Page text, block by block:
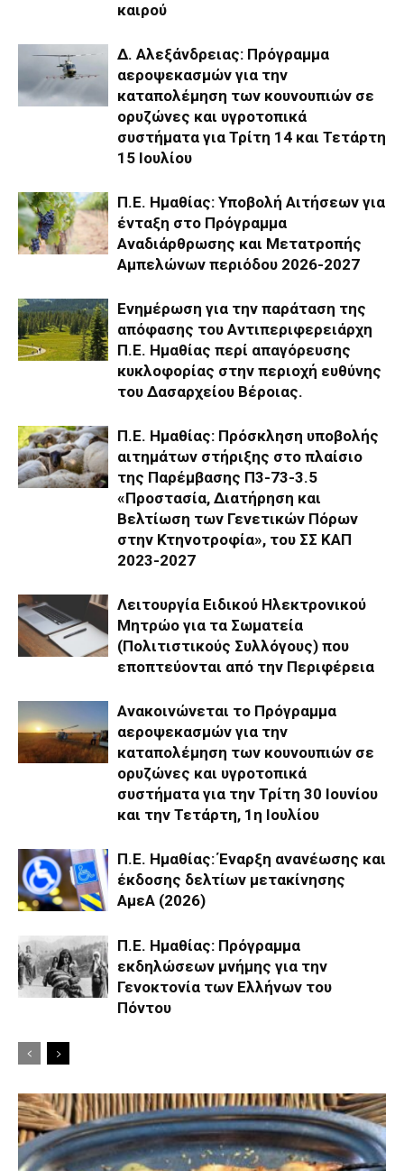
καιρού
Δ. Αλεξάνδρειας: Πρόγραμμα
αεροψεκασμών για την
καταπολέμηση των κουνουπιών σε
ορυζώνες και υγροτοπικά
συστήματα για Τρίτη 14 και Τετάρτη
15 Ιουλίου
Π.Ε. Ημαθίας: Υποβολή Αιτήσεων για
ένταξη στο Πρόγραμμα
Αναδιάρθρωσης και Μετατροπής
Αμπελώνων περιόδου 2026-2027
Ενημέρωση για την παράταση της
απόφασης του Αντιπεριφερειάρχη
Π.Ε. Ημαθίας περί απαγόρευσης
κυκλοφορίας στην περιοχή ευθύνης
του Δασαρχείου Βέροιας.
Π.Ε. Ημαθίας: Πρόσκληση υποβολής
αιτημάτων στήριξης στο πλαίσιο
της Παρέμβασης Π3-73-3.5
«Προστασία, Διατήρηση και
Βελτίωση των Γενετικών Πόρων
στην Κτηνοτροφία», του ΣΣ ΚΑΠ
2023-2027
Λειτουργία Ειδικού Ηλεκτρονικού
Μητρώο για τα Σωματεία
(Πολιτιστικούς Συλλόγους) που
εποπτεύονται από την Περιφέρεια
Ανακοινώνεται το Πρόγραμμα
αεροψεκασμών για την
καταπολέμηση των κουνουπιών σε
ορυζώνες και υγροτοπικά
συστήματα για την Τρίτη 30 Ιουνίου
και την Τετάρτη, 1η Ιουλίου
Π.Ε. Ημαθίας: Έναρξη ανανέωσης και
έκδοσης δελτίων μετακίνησης
ΑμεΑ (2026)
Π.Ε. Ημαθίας: Πρόγραμμα
εκδηλώσεων μνήμης για την
Γενοκτονία των Ελλήνων του
Πόντου